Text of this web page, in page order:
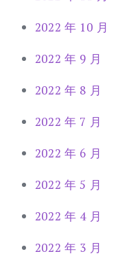
2022 年 10 月
2022 年 9 月
2022 年 8 月
2022 年 7 月
2022 年 6 月
2022 年 5 月
2022 年 4 月
2022 年 3 月